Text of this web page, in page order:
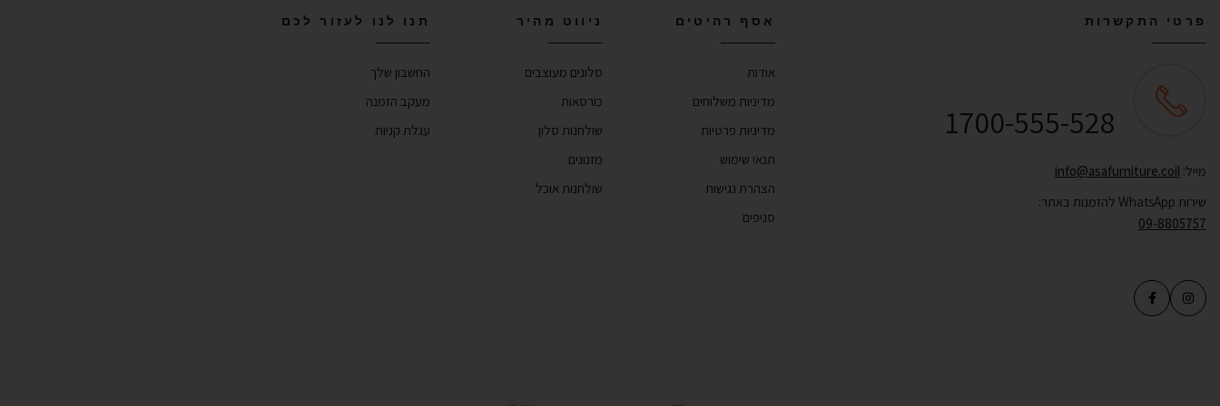
פרטי התקשרות
1700-555-528
מייל: info@asafurniture.coil
שירות WhatsApp להזמנות באתר:
09-8805757
אסף רהיטים
אודות
מדיניות משלוחים
מדיניות פרטיות
תנאי שימוש
הצהרת נגישות
סניפים
ניווט מהיר
סלונים מעוצבים
כורסאות
שולחנות סלון
מזנונים
שולחנות אוכל
תנו לנו לעזור לכם
החשבון שלך
מעקב הזמנה
עגלת קניות